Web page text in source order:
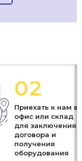
02
Приехать к нам в
офис или склад
для заключения
договора и
получения
оборудования